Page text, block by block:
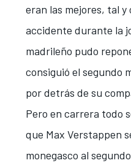
eran las mejores, tal y
accidente durante la
madrileño pudo
consiguió el segundo
por detrás de su
Pero en carrera todo
que Max Verstappen
monegasco al